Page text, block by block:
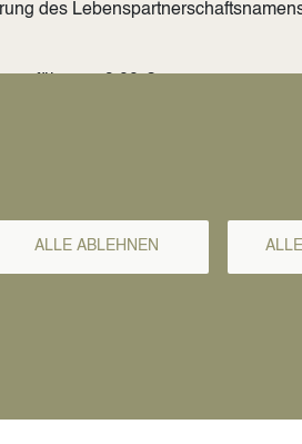
des
oder Reisepass)
ALLE ABLEHNEN